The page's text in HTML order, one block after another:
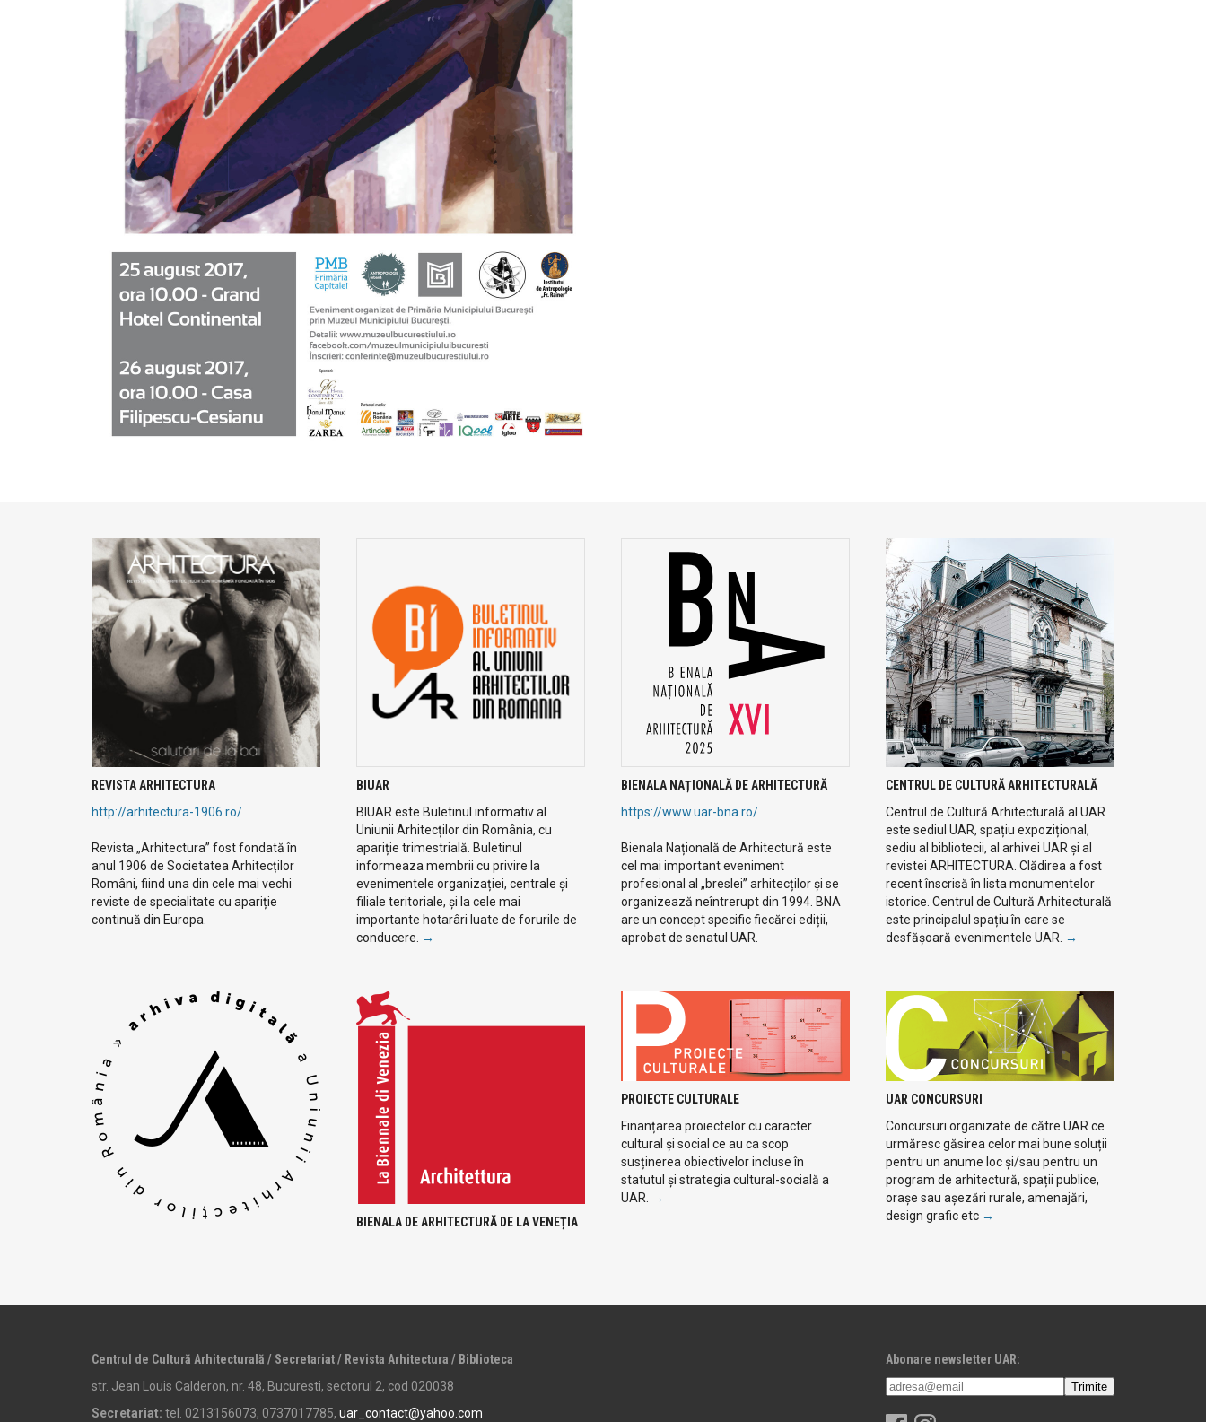
REVISTA ARHITECTURA
http://arhitectura-1906.ro/
Revista „Arhitectura” fost fondată în
anul 1906 de Societatea Arhitecților
Români, fiind una din cele mai vechi
reviste de specialitate cu apariție
continuă din Europa.
BIUAR
BIUAR este Buletinul informativ al
Uniunii Arhitecților din România, cu
apariție trimestrială. Buletinul
informeaza membrii cu privire la
evenimentele organizației, centrale și
filiale teritoriale, și la cele mai
importante hotarâri luate de forurile de
conducere. →
BIENALA NAȚIONALĂ DE ARHITECTURĂ
https://www.uar-bna.ro/
Bienala Națională de Arhitectură este
cel mai important eveniment
profesional al „breslei” arhitecților și se
organizează neîntrerupt din 1994. BNA
are un concept specific fiecărei ediții,
aprobat de senatul UAR.
CENTRUL DE CULTURĂ ARHITECTURALĂ
Centrul de Cultură Arhitecturală al UAR
este sediul UAR, spațiu expozițional,
sediu al bibliotecii, al arhivei UAR și al
revistei ARHITECTURA. Clădirea a fost
recent înscrisă în lista monumentelor
istorice. Centrul de Cultură Arhitecturală
este principalul spațiu în care se
desfășoară evenimentele UAR. →
BIENALA DE ARHITECTURĂ DE LA VENEȚIA
PROIECTE CULTURALE
Finanțarea proiectelor cu caracter
cultural și social ce au ca scop
susținerea obiectivelor incluse în
statutul și strategia cultural-socială a
UAR. →
UAR CONCURSURI
Concursuri organizate de către UAR ce
urmăresc găsirea celor mai bune soluții
pentru un anume loc și/sau pentru un
program de arhitectură, spații publice,
orașe sau așezări rurale, amenajări,
design grafic etc →
Centrul de Cultură Arhitecturală / Secretariat / Revista Arhitectura / Biblioteca
str. Jean Louis Calderon, nr. 48, Bucuresti, sectorul 2, cod 020038
Secretariat: tel. 0213156073, 0737017785, uar_contact@yahoo.com
Abonare newsletter UAR: